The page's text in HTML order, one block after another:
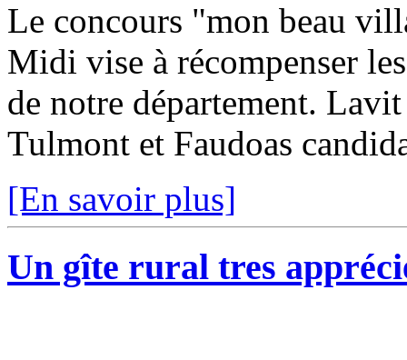
Le concours "mon beau
Midi vise à récompenser
de notre département.
Tulmont et Faudoas
[En savoir plus]
Un gîte rural tres